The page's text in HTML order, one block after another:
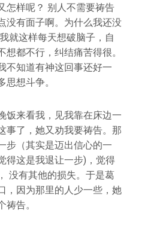
怎样呢？ 别人不需要祷告
没有面子啊。为什么我还没
就这样每天想破脑子，自
想都不行，纠结痛苦得很。
不知道有神这回事还好一
思想斗争。
饭来看我，见我靠在床边一
事了，她又劝我要祷告。那
步（其实是迈出信心的一
得这是我退让一步)，觉得
没有其他的损失。于是葛
，因为那里的人少一些，她
祷告。